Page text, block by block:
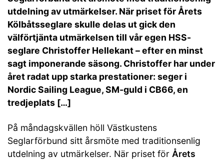
utdelning av utmärkelser. När priset för Årets
Kölbåtsseglare skulle delas ut gick den
välförtjänta utmärkelsen till vår egen HSS-
seglare Christoffer Hellekant – efter en minst
sagt imponerande säsong. Christoffer har under
året radat upp starka prestationer: seger i
Nordic Sailing League, SM-guld i CB66, en
tredjeplats […]
På måndagskvällen höll Västkustens
Seglarförbund sitt årsmöte med traditionsenlig
utdelning av utmärkelser. När priset för Årets